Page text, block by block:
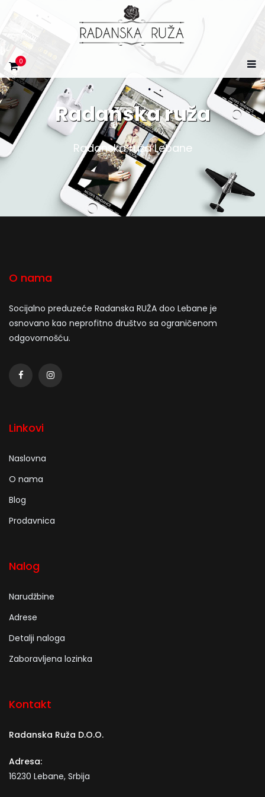
0
Radanska ruža
Radanska ruža Lebane
O nama
Socijalno preduzeće Radanska RUŽA doo Lebane je
osnovano kao neprofitno društvo sa ograničenom
odgovornošću.
Linkovi
Naslovna
O nama
Blog
Prodavnica
Nalog
Narudžbine
Adrese
Detalji naloga
Zaboravljena lozinka
Kontakt
Radanska Ruža D.O.O.
Adresa:
16230 Lebane, Srbija